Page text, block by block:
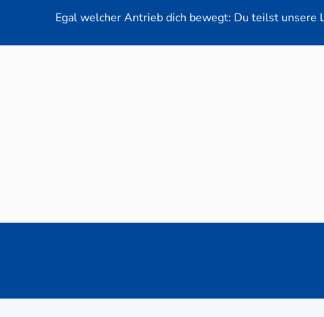
Egal welcher Antrieb dich bewegt: Du teilst unsere